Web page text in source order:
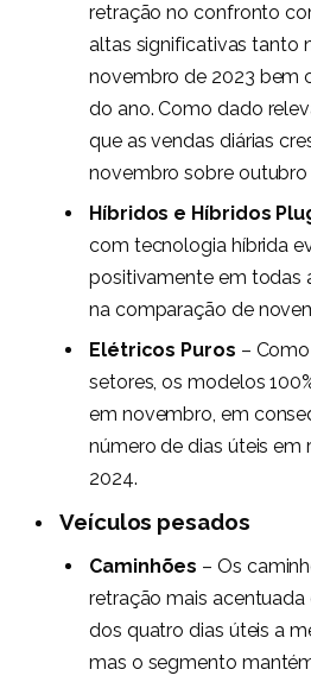
retração no confronto
altas significativas tanto
novembro de 2023 bem
do ano. Como dado
que as vendas diárias
novembro sobre outubro
Híbridos e Híbridos
com tecnologia híbrida
positivamente em todas
na comparação de
Elétricos Puros –
setores, os modelos
em novembro, em
número de dias úteis em
2024.
Veículos pesados
Caminhões – Os
retração mais
dos quatro dias úteis a
mas o segmento